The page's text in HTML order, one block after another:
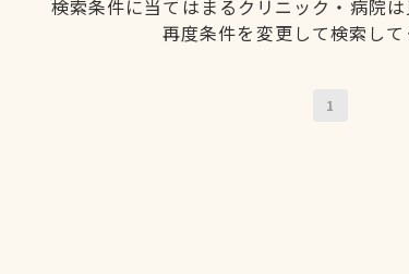
検索条件に当てはまるクリニック・病院は
再度条件を変更して検索して
1